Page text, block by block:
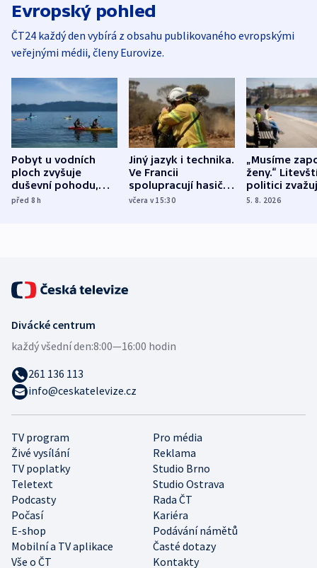
Evropský pohled
ČT24 každý den vybírá z obsahu publikovaného evropskými
veřejnými médii, členy Eurovize.
Pobyt u vodních
ploch zvyšuje
duševní pohodu,
ukázala
před 8h
Jiný jazyk i technika.
Ve Francii
spolupracují hasiči z
různých zemí
včera v 15:30
„Musíme
ženy.“
politici
dohodu o
5. 8. 2026
TV program
Pro média
Živé vysílání
Reklama
TV poplatky
Studio Brno
Teletext
Studio Ostrava
Podcasty
Rada ČT
Počasí
Kariéra
E-shop
Podávání námětů
Mobilní a TV aplikace
Časté dotazy
Vše o ČT
Kontakty
Divácké centrum
každý všední den:8:00—16:00 hodin
261 136 113
info@ceskatelevize.cz